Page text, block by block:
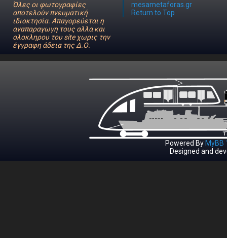
Όλες οι φωτογραφίες
αποτελούν πνευματική
ιδιοκτησία. Απαγορεύεται η
αναπαραγωγη τους αλλα και
ολοκληρου του site χωρις την
έγγραφη άδεια της Δ.Ο.
mesametaforas.gr
Return to Top
Powered By MyBB
Designed and